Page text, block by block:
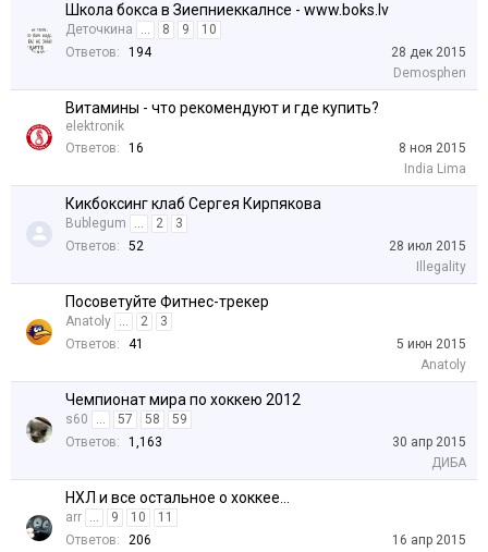
Школа бокса в Зиепниеккалнсе - www.boks.lv
Деточкина ... 8 9
10
Ответов:
194
28 дек 2015
Demosphen
Витамины - что рекомендуют и где купить?
elektronik
Ответов:
16
8 ноя 2015
India Lima
Кикбоксинг клаб Сергея Кирпякова
Bublegum ... 2
3
Ответов:
52
28 июл 2015
Illegality
Посоветуйте Фитнес-трекер
Anatoly ... 2
3
Ответов:
41
5 июн 2015
Anatoly
Чемпионат мира по хоккею 2012
s60 ... 57 58
59
Ответов:
1,163
30 апр 2015
ДИБА
НХЛ и все остальное о хоккее...
arr ... 9 10
11
Ответов:
206
16 апр 2015